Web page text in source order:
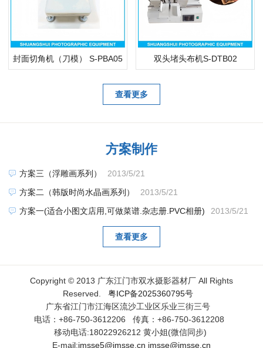
封面切角机（刀模） S-PBA05 双头堵头布机S-DTB02
查看更多
方案制作
方案三（浮雕画系列）
2013/5/21
方案二（韩版时尚水晶画系列）
2013/5/21
方案一(适合小图文店用,可做菜谱.杂志册.PVC相册)
2013/5/21
查看更多
Copyright © 2013 广东江门市双水摄影器材厂 All Rights
Reserved. 粤ICP备2025360795号
广东省江门市江海区流沙工业区乐业三街三号
电话：+86-750-3612206 传真：+86-750-3612208
移动电话:18022926212 黄小姐(微信同步)
E-mail:jmsse5@jmsse.cn jmsse@jmsse.cn